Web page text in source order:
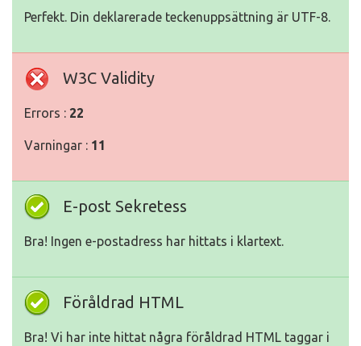
Perfekt. Din deklarerade teckenuppsättning är UTF-8.
W3C Validity
Errors : 22
Varningar : 11
E-post Sekretess
Bra! Ingen e-postadress har hittats i klartext.
Föråldrad HTML
Bra! Vi har inte hittat några föråldrad HTML taggar i